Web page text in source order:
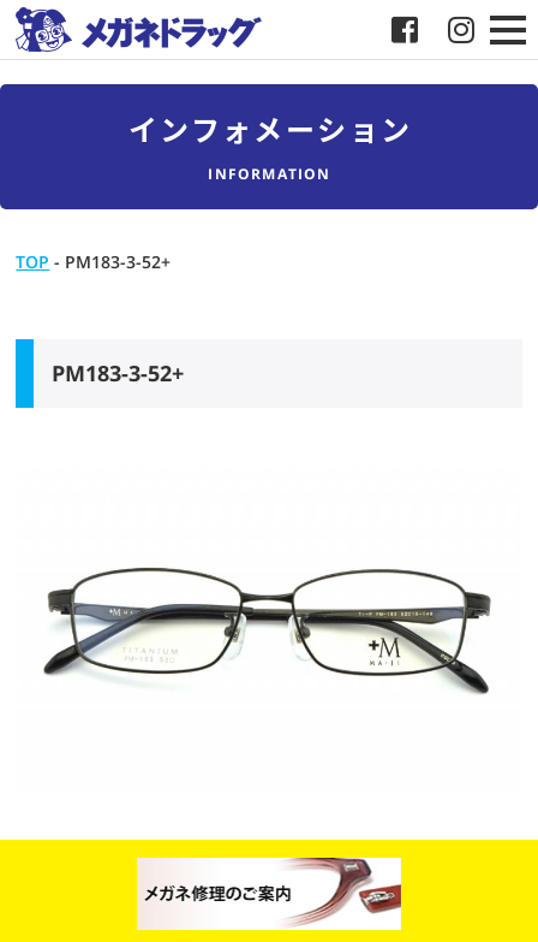
メガネドラッグについて
スタッフブログ
インフォメーション
INFORMATION
TOP - PM183-3-52+
PM183-3-52+